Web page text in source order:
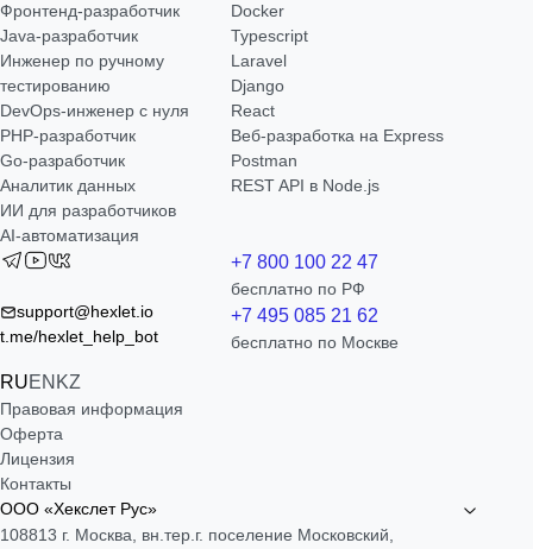
Фронтенд-разработчик
Java-разработчик
Инженер по ручному
тестированию
DevOps-инженер с нуля
РНР-разработчик
Go-разработчик
Аналитик данных
ИИ для разработчиков
AI-автоматизация
Docker
Typescript
Laravel
Django
React
Веб-разработка на Express
Postman
REST API в Node.js
support@hexlet.io
t.me/hexlet_help_bot
RUEN KZ
+7 800 100 22 47
бесплатно по РФ
+7 495 085 21 62
бесплатно по Москве
Правовая информация
Оферта
Лицензия
Контакты
ООО «Хекслет Рус»
108813 г. Москва, вн.тер.г. поселение Московский,